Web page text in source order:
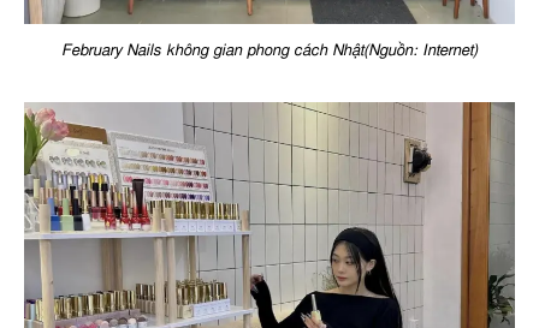
February Nails không gian phong cách Nhật(Nguồn: Internet)